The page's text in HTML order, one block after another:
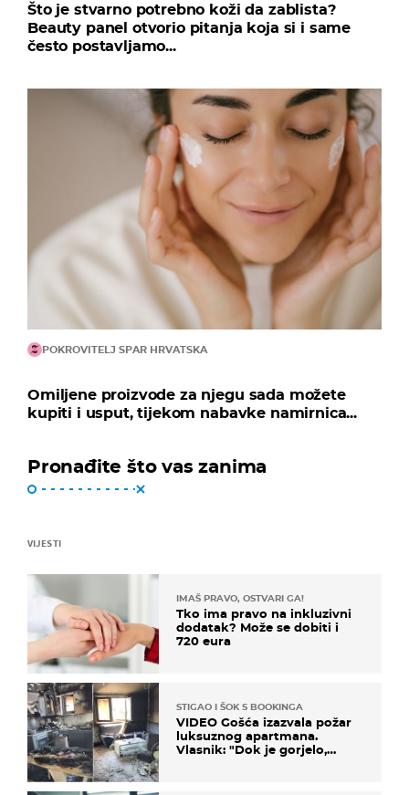
Što je stvarno potrebno koži da zablista?
Beauty panel otvorio pitanja koja si i same
često postavljamo...
POKROVITELJ SPAR HRVATSKA
Omiljene proizvode za njegu sada možete
kupiti i usput, tijekom nabavke namirnica...
Pronađite što vas zanima
VIJESTI
IMAŠ PRAVO, OSTVARI GA!
Tko ima pravo na inkluzivni
dodatak? Može se dobiti i
720 eura
STIGAO I ŠOK S BOOKINGA
VIDEO Gošća izazvala požar
luksuznog apartmana.
Vlasnik: "Dok je gorjelo,